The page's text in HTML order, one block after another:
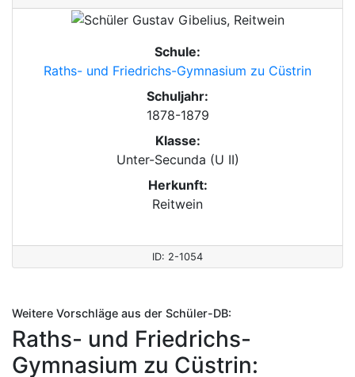
Schule:
Raths- und Friedrichs-Gymnasium zu Cüstrin
Schuljahr:
1878-1879
Klasse:
Unter-Secunda (U II)
Herkunft:
Reitwein
ID: 2-1054
Weitere Vorschläge aus der Schüler-DB:
Raths- und Friedrichs-
Gymnasium zu Cüstrin: